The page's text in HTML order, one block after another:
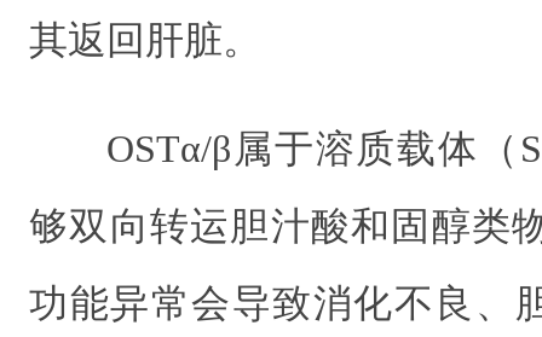
其返回肝脏。
OSTα/β属于溶质载体（
够双向转运胆汁酸和固醇类
功能异常会导致消化不良、